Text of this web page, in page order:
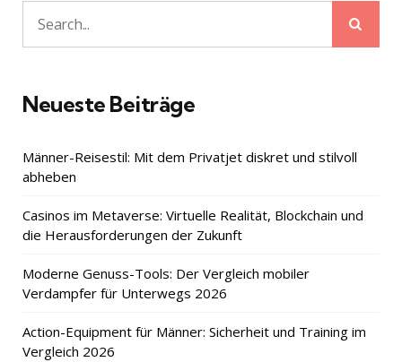
Search
for:
Neueste Beiträge
Männer-Reisestil: Mit dem Privatjet diskret und stilvoll
abheben
Casinos im Metaverse: Virtuelle Realität, Blockchain und
die Herausforderungen der Zukunft
Moderne Genuss-Tools: Der Vergleich mobiler
Verdampfer für Unterwegs 2026
Action-Equipment für Männer: Sicherheit und Training im
Vergleich 2026